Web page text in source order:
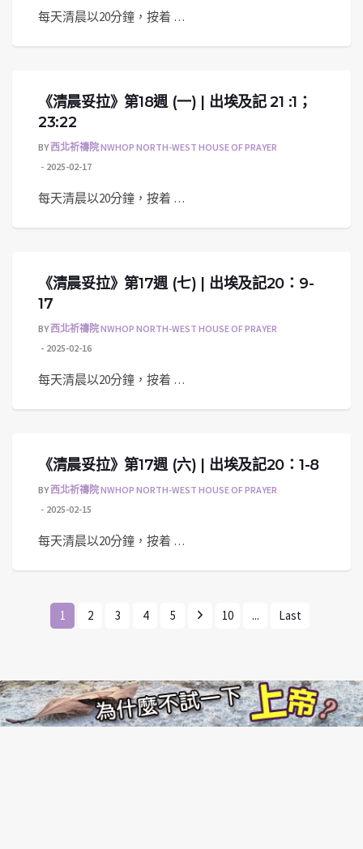
每天清晨以20分鐘，按着 …
《清晨妥拉》第18週 (一) | 出埃及記 21 :1；
23:22
BY西北祈禱院 NWHOP NORTH-WEST HOUSE OF PRAYER
2025-02-17
每天清晨以20分鐘，按着 …
《清晨妥拉》第17週 (七) | 出埃及記20：9-
17
BY西北祈禱院 NWHOP NORTH-WEST HOUSE OF PRAYER
2025-02-16
每天清晨以20分鐘，按着 …
《清晨妥拉》第17週 (六) | 出埃及記20：1-8
BY西北祈禱院 NWHOP NORTH-WEST HOUSE OF PRAYER
2025-02-15
每天清晨以20分鐘，按着 …
1 2 3 4 5 10 ... Last